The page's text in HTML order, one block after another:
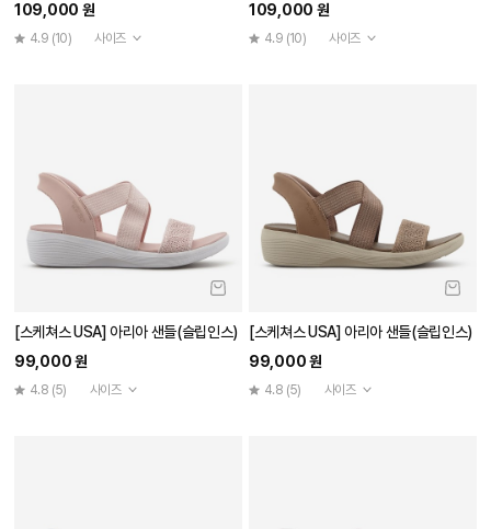
109,000 원
4.9 (10) 사이즈
109,000 원
4.9 (10) 사이즈
[스케쳐스 USA] 아리아 샌들(슬립인스)
99,000 원
4.8 (5) 사이즈
[스케쳐스 USA] 아리아 샌들(슬립인스)
99,000 원
4.8 (5) 사이즈